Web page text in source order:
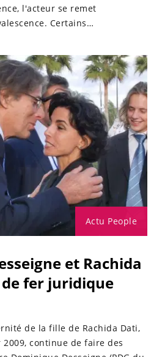
l'acteur se remet
Certains
sa meilleure forme :
visage terne. De quoi relancer
Le site TMZ
Actu People
et Rachida
fer juridique
de la fille de Rachida Dati,
continue de faire des